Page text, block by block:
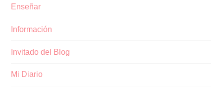
Enseñar
Información
Invitado del Blog
Mi Diario